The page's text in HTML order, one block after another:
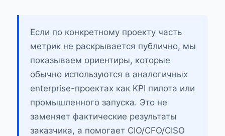
Если по конкретному проекту часть
метрик не раскрывается публично, мы
показываем ориентиры, которые
обычно используются в аналогичных
enterprise-проектах как KPI пилота или
промышленного запуска. Это не
заменяет фактические результаты
заказчика, а помогает CIO/CFO/CISO